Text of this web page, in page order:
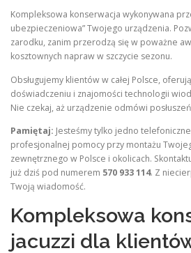
Kompleksowa konserwacja wykonywana
ubezpieczeniowa” Twojego urządzenia.
zarodku, zanim przerodzą się w poważne
kosztownych napraw w szczycie sezonu.
Obsługujemy klientów w całej Polsce,
doświadczeniu i znajomości technologii
Nie czekaj, aż urządzenie odmówi
Pamiętaj: Jesteśmy tylko jedno
profesjonalnej pomocy przy montażu
zewnętrznego w Polsce i okolicach.
już dziś pod numerem 570 933 114. Z
Twoją wiadomość.
Kompleksowa
jacuzzi dla